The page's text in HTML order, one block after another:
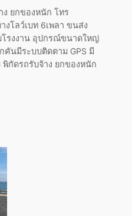
ง ยกของหนัก โทร
งโลว์เบท 6เพลา ขนส่ง
โรงงาน อุปกรณ์ขนาดใหญ่
คันมีระบบติดตาม GPS มี
กัดรถรับจ้าง ยกของหนัก